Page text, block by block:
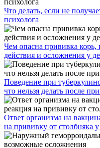
Что делать, если не
психолога
Чем опасна прививка корь,
действия и осложнения у
Поведение при
что нельзя делать после
Ответ организма на
на прививку от столбняка